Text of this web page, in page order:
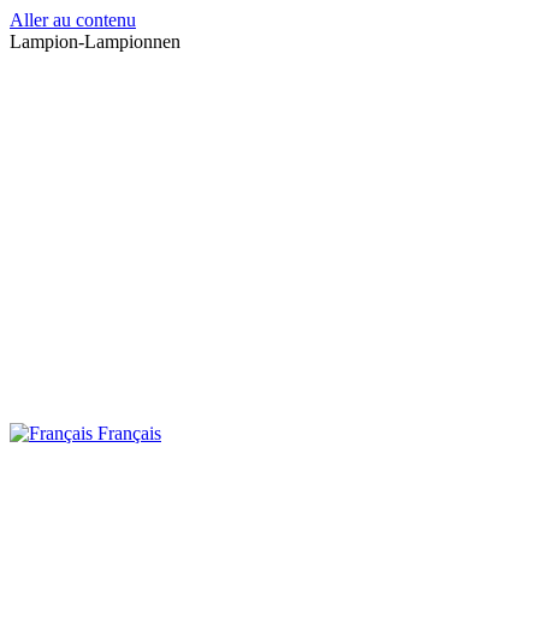
Aller au contenu
Lampion-Lampionnen
Français